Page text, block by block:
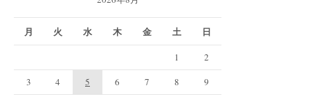
月 火 水 木 金 土 日
1
2
3
4 5 6 7 8
9